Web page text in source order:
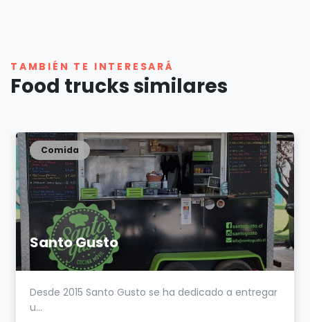
TAMBIÉN TE INTERESARÁ
Food trucks similares
Santo Gusto
Comida
Desde 2015 Santo Gusto se ha dedicado a entregar
u...